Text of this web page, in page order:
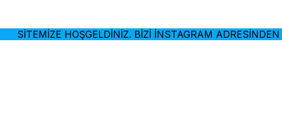
SİTEMİZE HOŞGELDİNİZ. BİZİ İNSTAGRAM ADRESİNDEN